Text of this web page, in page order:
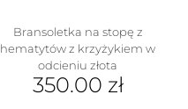
Bransoletka na stopę z
hematytów z krzyżykiem w
odcieniu złota
350.00 zł